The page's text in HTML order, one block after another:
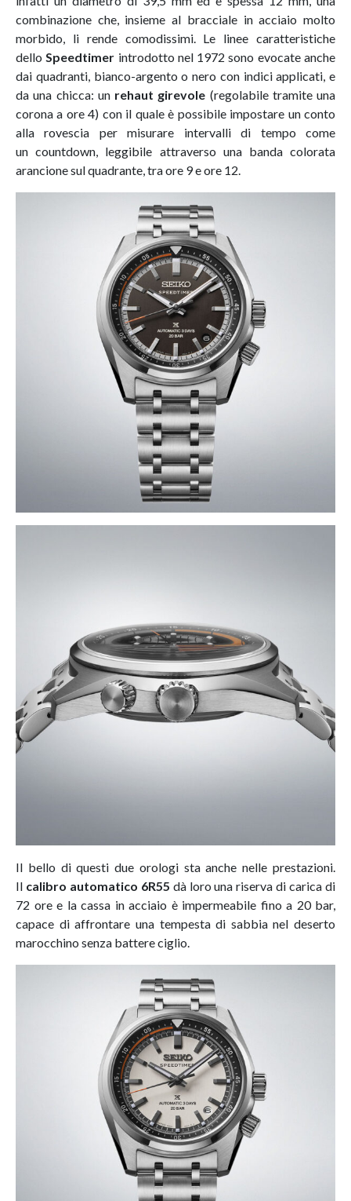
combinazione che, insieme al bracciale in acciaio molto
morbido, li rende comodissimi. Le linee caratteristiche
delloSpeedtimer introdotto nel 1972 sono evocate anche
dai quadranti, bianco-argento o nero con indici applicati, e
da una chicca: un rehaut girevole (regolabile tramite una
corona a ore 4) con il quale è possibile impostare un conto
alla rovescia per misurare intervalli di tempo come
un countdown, leggibile attraverso una banda colorata
arancione sul quadrante, tra ore 9 e ore 12.
Il bello di questi due orologi sta anche nelle prestazioni.
Il calibro automatico 6R55 dà loro una riserva di carica di
72 ore e la cassa in acciaio è impermeabile fino a 20 bar,
capace di affrontare una tempesta di sabbia nel deserto
marocchino senza battere ciglio.